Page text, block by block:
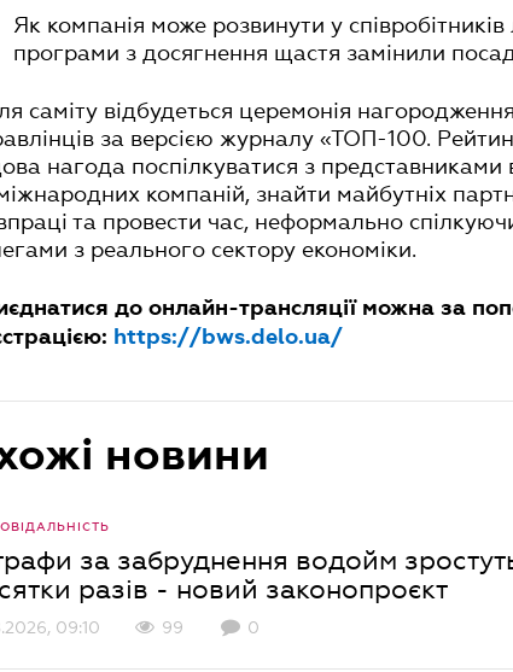
Як компанія може розвинути у співробітників
програми з досягнення щастя замінили
саміту відбудеться церемонія
за версією журналу «ТОП-100.
нагода поспілкуватися з представниками
компаній, знайти майбутніх
та провести час, неформально
з реального сектору економіки.
до онлайн-трансляції можна за
https://bws.delo.ua/
новини
за забруднення водойм
разів - новий законопроєкт
09:10 99 0